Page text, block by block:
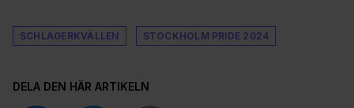
SCHLAGERKVÄLLEN STOCKHOLM PRIDE 2024
DELA DEN HÄR ARTIKELN